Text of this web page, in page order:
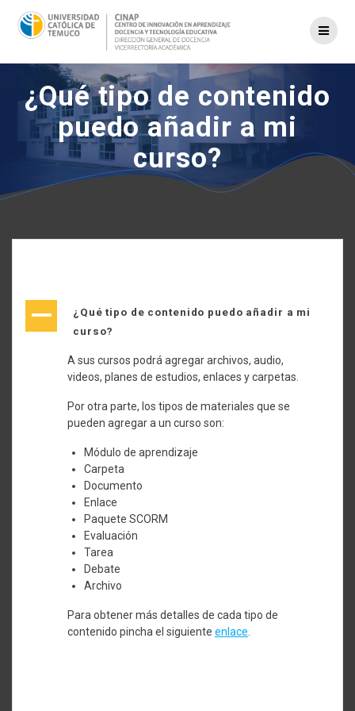
al
contenido
¿Qué tipo de contenido
puedo añadir a mi
curso?
A
¿Qué tipo de contenido puedo añadir a mi
curso?
A sus cursos podrá agregar archivos, audio,
videos, planes de estudios, enlaces y carpetas.
Por otra parte, los tipos de materiales que se
pueden agregar a un curso son:
Módulo de aprendizaje
Carpeta
Documento
Enlace
Paquete SCORM
Evaluación
Tarea
Debate
Archivo
Para obtener más detalles de cada tipo de
contenido pincha el siguiente enlace.